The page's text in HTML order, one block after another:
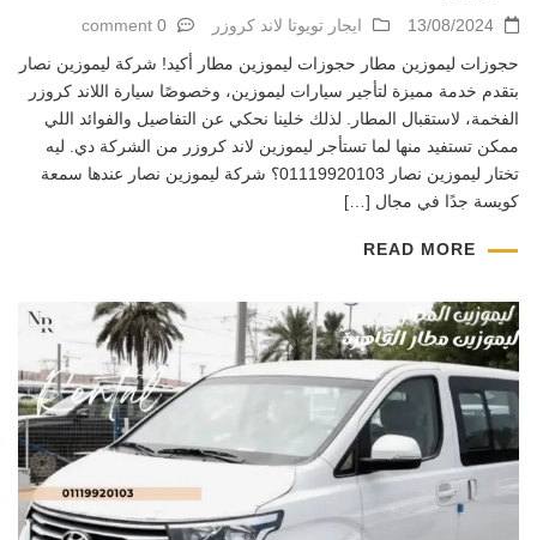
13/08/2024 ايجار تويوتا لاند كروزر
0 comment
حجوزات ليموزين مطار حجوزات ليموزين مطار أكيد! شركة ليموزين نصار
بتقدم خدمة مميزة لتأجير سيارات ليموزين، وخصوصًا سيارة اللاند كروزر
الفخمة، لاستقبال المطار. لذلك خلينا نحكي عن التفاصيل والفوائد اللي
ممكن تستفيد منها لما تستأجر ليموزين لاند كروزر من الشركة دي. ليه
تختار ليموزين نصار 01119920103؟ شركة ليموزين نصار عندها سمعة
كويسة جدًا في مجال […]
READ MORE